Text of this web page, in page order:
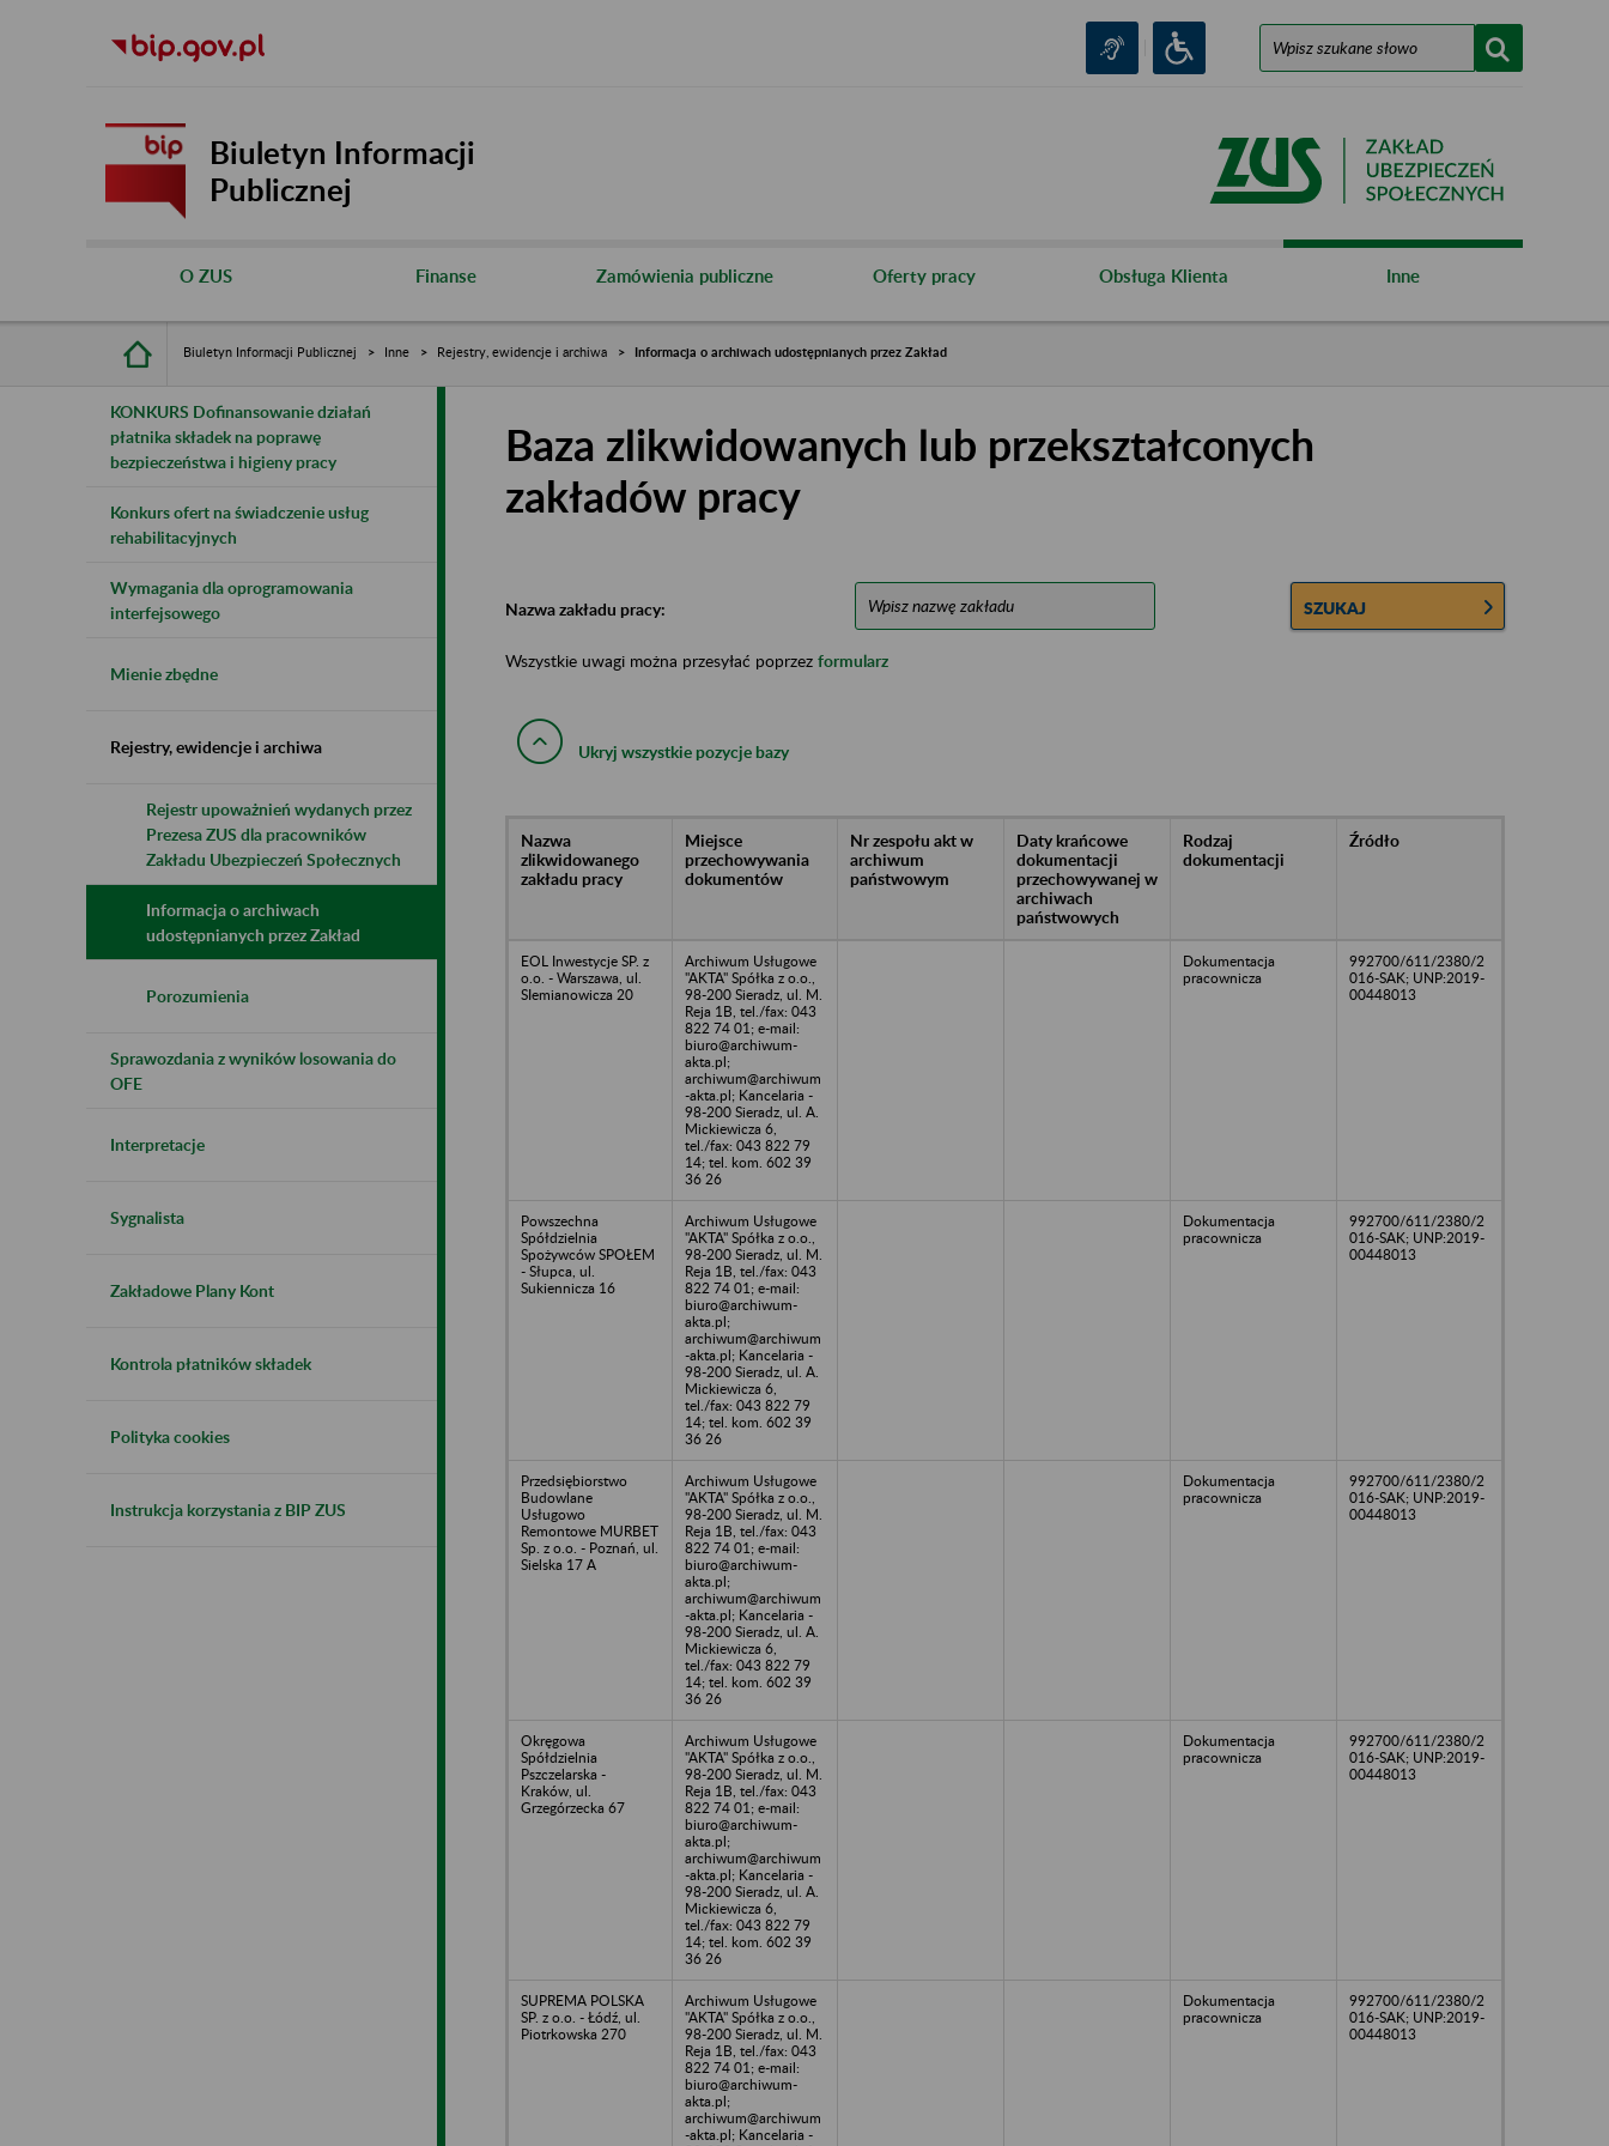
Biuletyn Informacji
Publicznej
O ZUS Finanse Zamówienia publiczne Oferty pracy Obsługa Klienta Inne
Biuletyn Informacji Publicznej Inne Rejestry, ewidencje i archiwa Informacja o archiwach udostępnianych przez Zakład
KONKURS Dofinansowanie działań
płatnika składek na poprawę
bezpieczeństwa i higieny pracy
Konkurs ofert na świadczenie usług
rehabilitacyjnych
Wymagania dla oprogramowania
interfejsowego
Mienie zbędne
Rejestry, ewidencje i archiwa
Rejestr upoważnień wydanych przez
Prezesa ZUS dla pracowników
Zakładu Ubezpieczeń Społecznych
Informacja o archiwach
udostępnianych przez Zakład
Porozumienia
Sprawozdania z wyników losowania do
OFE
Interpretacje
Sygnalista
Zakładowe Plany Kont
Kontrola płatników składek
Polityka cookies
Instrukcja korzystania z BIP ZUS
Baza zlikwidowanych lub przekształconych
zakładów pracy
Nazwa zakładu pracy: SZUKAJ
Wszystkie uwagi można przesyłać poprzez formularz
Ukryj wszystkie pozycje bazy
Nazwa
zlikwidowanego
zakładu pracy
Miejsce
przechowywania
dokumentów
Nr zespołu akt w
archiwum
państwowym
Daty krańcowe
dokumentacji
przechowywanej w
archiwach
państwowych
Rodzaj
dokumentacji
Źródło
EOL Inwestycje SP. z
o.o. - Warszawa, ul.
SIemianowicza 20
Archiwum Usługowe
"AKTA" Spółka z o.o.,
98-200 Sieradz, ul. M.
Reja 1B, tel./fax: 043
822 74 01; e-mail:
biuro@archiwum-
akta.pl;
archiwum@archiwum
-akta.pl; Kancelaria -
98-200 Sieradz, ul. A.
Mickiewicza 6,
tel./fax: 043 822 79
14; tel. kom. 602 39
36 26
Dokumentacja
pracownicza
992700/611/2380/2
016-SAK; UNP:2019-
00448013
Powszechna
Spółdzielnia
Spożywców SPOŁEM
- Słupca, ul.
Sukiennicza 16
Archiwum Usługowe
"AKTA" Spółka z o.o.,
98-200 Sieradz, ul. M.
Reja 1B, tel./fax: 043
822 74 01; e-mail:
biuro@archiwum-
akta.pl;
archiwum@archiwum
-akta.pl; Kancelaria -
98-200 Sieradz, ul. A.
Mickiewicza 6,
tel./fax: 043 822 79
14; tel. kom. 602 39
36 26
Dokumentacja
pracownicza
992700/611/2380/2
016-SAK; UNP:2019-
00448013
Przedsiębiorstwo
Budowlane
Usługowo
Remontowe MURBET
Sp. z o.o. - Poznań, ul.
Sielska 17 A
Archiwum Usługowe
"AKTA" Spółka z o.o.,
98-200 Sieradz, ul. M.
Reja 1B, tel./fax: 043
822 74 01; e-mail:
biuro@archiwum-
akta.pl;
archiwum@archiwum
-akta.pl; Kancelaria -
98-200 Sieradz, ul. A.
Mickiewicza 6,
tel./fax: 043 822 79
14; tel. kom. 602 39
36 26
Dokumentacja
pracownicza
992700/611/2380/2
016-SAK; UNP:2019-
00448013
Okręgowa
Spółdzielnia
Pszczelarska -
Kraków, ul.
Grzegórzecka 67
Archiwum Usługowe
"AKTA" Spółka z o.o.,
98-200 Sieradz, ul. M.
Reja 1B, tel./fax: 043
822 74 01; e-mail:
biuro@archiwum-
akta.pl;
archiwum@archiwum
-akta.pl; Kancelaria -
98-200 Sieradz, ul. A.
Mickiewicza 6,
tel./fax: 043 822 79
14; tel. kom. 602 39
36 26
Dokumentacja
pracownicza
992700/611/2380/2
016-SAK; UNP:2019-
00448013
SUPREMA POLSKA
SP. z o.o. - Łódź, ul.
Piotrkowska 270
Archiwum Usługowe
"AKTA" Spółka z o.o.,
98-200 Sieradz, ul. M.
Reja 1B, tel./fax: 043
822 74 01; e-mail:
biuro@archiwum-
akta.pl;
archiwum@archiwum
-akta.pl; Kancelaria -
Dokumentacja
pracownicza
992700/611/2380/2
016-SAK; UNP:2019-
00448013